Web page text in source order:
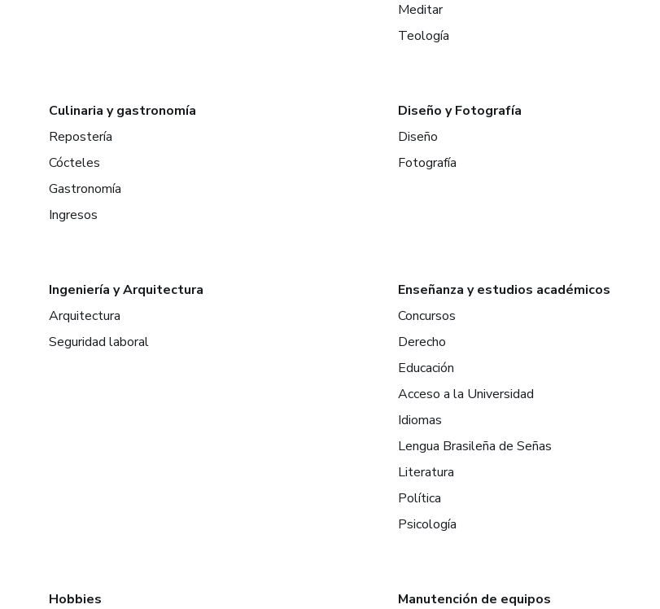
Meditar
Teología
Culinaria y gastronomía
Repostería
Cócteles
Gastronomía
Ingresos
Diseño y Fotografía
Diseño
Fotografía
Ingeniería y Arquitectura
Arquitectura
Seguridad laboral
Enseñanza y estudios académicos
Concursos
Derecho
Educación
Acceso a la Universidad
Idiomas
Lengua Brasileña de Señas
Literatura
Política
Psicología
Hobbies
Manutención de equipos